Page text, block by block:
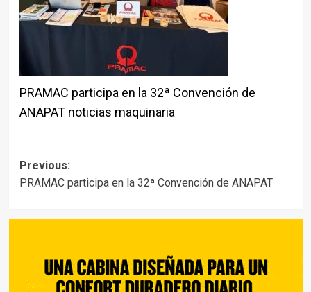
PRAMAC participa en la 32ª Convención de
ANAPAT noticias maquinaria
Post
navigation
Previous:
PRAMAC participa en la 32ª Convención de ANAPAT